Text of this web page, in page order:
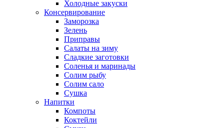
Холодные закуски
Консервирование
Заморозка
Зелень
Приправы
Салаты на зиму
Сладкие заготовки
Соленья и маринады
Солим рыбу
Солим сало
Сушка
Напитки
Компоты
Коктейли